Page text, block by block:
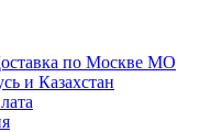
по Москве МО
и Казахстан